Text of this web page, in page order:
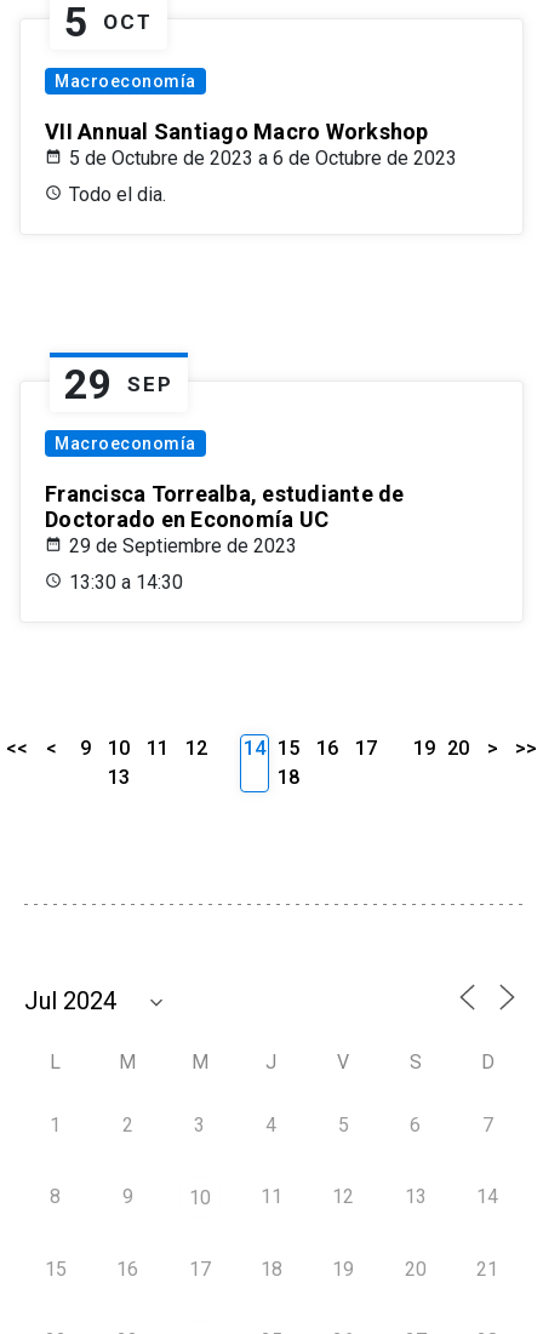
5 OCT
Macroeconomía
VII Annual Santiago Macro Workshop
5 de Octubre de 2023 a 6 de Octubre de 2023
Todo el dia.
29 SEP
Macroeconomía
Francisca Torrealba, estudiante de
Doctorado en Economía UC
29 de Septiembre de 2023
13:30 a 14:30
<< < 9 10 11
12
13
14 15 16
17
18
19 20 > >>
L M M J V S D
1 2 3 4 5 6 7
8 9 10 11 12 13 14
15 16 17 18 19 20 21